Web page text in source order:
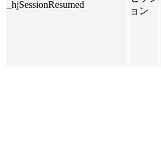
_hjSessionResumed
ョン